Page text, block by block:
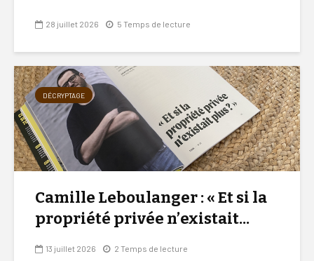
28 juillet 2026 5 Temps de lecture
DÉCRYPTAGE
Camille Leboulanger : « Et si la
propriété privée n’existait...
13 juillet 2026 2 Temps de lecture